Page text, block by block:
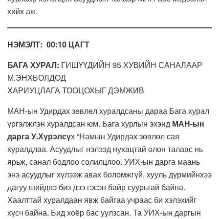
хийх аж.
НЭМЭЛТ: 00:10 ЦАГТ
БАГА ХУРАЛ: ГИШҮҮДИЙН 95 ХУВИЙН САНАЛААР
М.ЭНХБОЛДОД
ХАРИУЦЛАГА ТООЦОХЫГ ДЭМЖИВ
МАН-ын Удирдах зөвлөл хуралдсаны дараа Бага хурал
үргэлжлэн хуралдсан юм. Бага хурлын эхэнд МАН-ын
дарга У.Хүрэлсүх “Намын Удирдах зөвлөл сая
хуралдлаа. Асуудлыг нэлээд нухацтай олон талаас нь
ярьж, санал бодлоо солилцлоо. УИХ-ын дарга маань
энэ асуудлыг хүлээж авах боломжгүй, хууль дүрмийнхээ
дагуу шийднэ биз дээ гэсэн байр суурьтай байна.
Хаалттай хуралдаан явж байгаа учраас би хэлэхийг
хүсч байна. Бид хоёр бас уулзсан. Та УИХ-ын даргын